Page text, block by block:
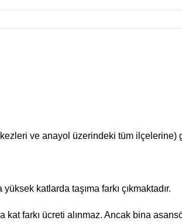
ve anayol üzerindeki tüm ilçelerine)
katlarda taşıma farkı çıkmaktadır.
farkı ücreti alınmaz. Ancak bina